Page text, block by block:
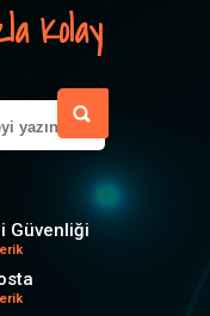
Kolay
Güvenliği